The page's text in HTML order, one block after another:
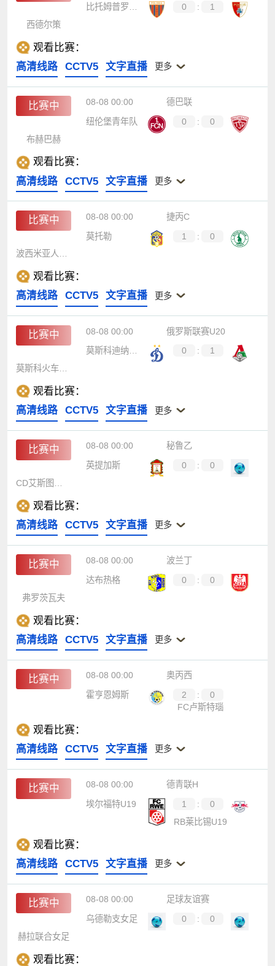
0 :
1
西德尔策
观看比赛：
高清线路
CCTV5 文字直播 更多
比赛中 08-08 00:00
德巴联
纽伦堡青年队
0 :
0
布赫巴赫
观看比赛：
高清线路
CCTV5 文字直播 更多
比赛中 08-08 00:00
捷丙C
莫托勒
1 :
0
波西米亚人1905 B队
观看比赛：
高清线路
CCTV5 文字直播 更多
比赛中 08-08 00:00
俄罗斯联赛U20
莫斯科迪纳摩青年队
0 :
1
观看比赛：
高清线路
CCTV5 文字直播 更多
比赛中 08-08 00:00
秘鲁乙
英提加斯
0 :
0
观看比赛：
高清线路
CCTV5 文字直播 更多
比赛中 08-08 00:00
波兰丁
达布热格
0 :
0
弗罗茨瓦夫
观看比赛：
高清线路
CCTV5 文字直播 更多
比赛中 08-08 00:00
奥丙西
霍亨恩姆斯
2 :
0
FC卢斯特瑙
观看比赛：
高清线路
CCTV5 文字直播 更多
比赛中 08-08 00:00
德青联H
埃尔福特U19
1 :
0
RB莱比锡U19
观看比赛：
高清线路
CCTV5 文字直播 更多
比赛中 08-08 00:00
足球友谊赛
乌德勒支女足
0 :
0
赫拉联合女足
观看比赛：